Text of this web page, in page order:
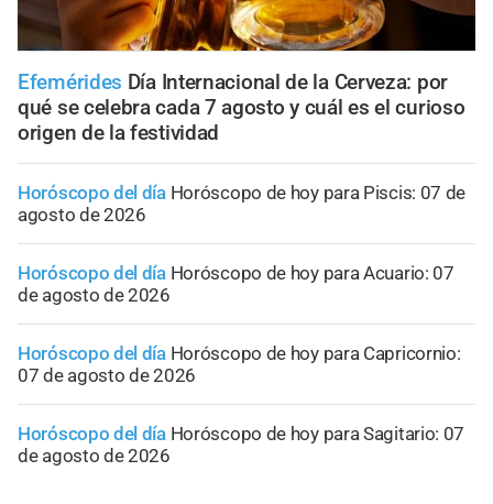
Efemérides Día Internacional de la Cerveza: por
qué se celebra cada 7 agosto y cuál es el curioso
origen de la festividad
Horóscopo del día Horóscopo de hoy para Piscis: 07 de
agosto de 2026
Horóscopo del día Horóscopo de hoy para Acuario: 07
de agosto de 2026
Horóscopo del día Horóscopo de hoy para Capricornio:
07 de agosto de 2026
Horóscopo del día Horóscopo de hoy para Sagitario: 07
de agosto de 2026